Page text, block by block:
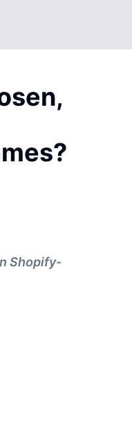
Shopify-